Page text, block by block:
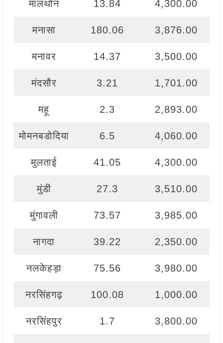
मालथोन 13.84 4,300.00
मनासा 180.06 3,876.00
मनावर 14.37 3,500.00
मंदसौर 3.21 1,701.00
महू 2.3 2,893.00
मोमनबडोदिया 6.5 4,060.00
मुलताई 41.05 4,300.00
मुंडी 27.3 3,510.00
मुंगावली 73.57 3,985.00
नागदा 39.22 2,350.00
नलकेहड़ा 75.56 3,980.00
नरसिंहगढ़ 100.08 1,000.00
नरसिंहपुर 1.7 3,800.00